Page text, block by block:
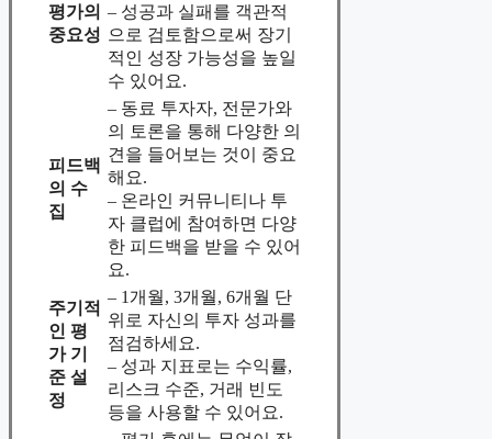
평가의
중요성
– 성공과 실패를 객관적
으로 검토함으로써 장기
적인 성장 가능성을 높일
수 있어요.
피드백
의 수
집
– 동료 투자자, 전문가와
의 토론을 통해 다양한 의
견을 들어보는 것이 중요
해요.
– 온라인 커뮤니티나 투
자 클럽에 참여하면 다양
한 피드백을 받을 수 있어
요.
주기적
인 평
가 기
준 설
정
– 1개월, 3개월, 6개월 단
위로 자신의 투자 성과를
점검하세요.
– 성과 지표로는 수익률,
리스크 수준, 거래 빈도
등을 사용할 수 있어요.